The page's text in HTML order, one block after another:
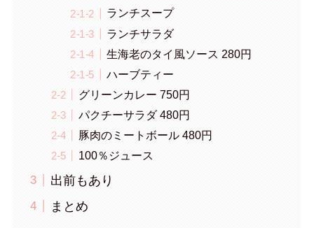
ランチスープ
ランチサラダ
生海老のタイ風ソース 280円
ハーブティー
グリーンカレー 750円
パクチーサラダ 480円
豚肉のミートボール 480円
100％ジュース
出前もあり
まとめ